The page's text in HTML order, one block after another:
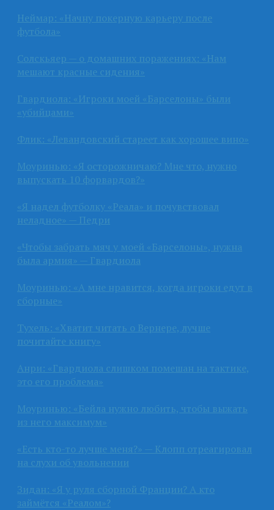
Неймар: «Начну покерную карьеру после
футбола»
Солскьяер — о домашних поражениях: «Нам
мешают красные сидения»
Гвардиола: «Игроки моей «Барселоны» были
«убийцами»
Флик: «Левандовский стареет как хорошее вино»
Моуринью: «Я осторожничаю? Мне что, нужно
выпускать 10 форвардов?»
«Я надел футболку «Реала» и почувствовал
неладное» — Педри
«Чтобы забрать мяч у моей «Барселоны», нужна
была армия» — Гвардиола
Моуринью: «А мне нравится, когда игроки едут в
сборные»
Тухель: «Хватит читать о Вернере, лучше
почитайте книгу»
Анри: «Гвардиола слишком помешан на тактике,
это его проблема»
Моуринью: «Бейла нужно любить, чтобы выжать
из него максимум»
«Есть кто-то лучше меня?» — Клопп отреагировал
на слухи об увольнении
Зидан: «Я у руля сборной Франции? А кто
займётся «Реалом»?